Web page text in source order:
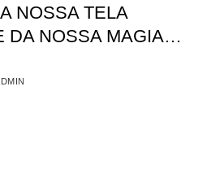
NOSSA TELA
DA NOSSA MAGIA…